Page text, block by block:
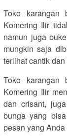
Toko karangan
Komering Ilir
namun juga
mungkin saja
terlihat cantik dan
Toko karangan
Komering Ilir
dan crisant,
bunga yang
pesan yang